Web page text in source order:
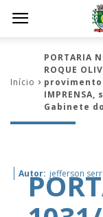
Início
PORTARIA
ROQUE
provimento
Gabinete
Autor: jefferson